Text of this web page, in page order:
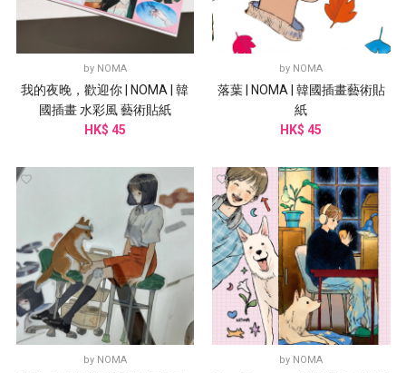
by NOMA
我的夜晚，歡迎你 | NOMA | 韓
國插畫 水彩風 藝術貼紙
HK$ 45
by NOMA
落葉 | NOMA | 韓國插畫藝術貼
紙
HK$ 45
by NOMA by NOMA